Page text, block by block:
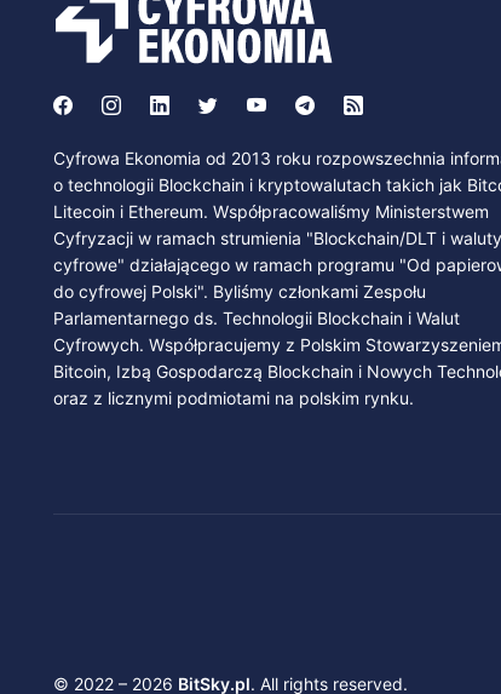
Cyfrowa Ekonomia od 2013 roku rozpowszechnia
o technologii Blockchain i kryptowalutach takich jak
Litecoin i Ethereum. Współpracowaliśmy Ministerstwem
Cyfryzacji w ramach strumienia "Blockchain/DLT i waluty
cyfrowe" działającego w ramach programu "Od
do cyfrowej Polski". Byliśmy członkami Zespołu
Parlamentarnego ds. Technologii Blockchain i Walut
Cyfrowych. Współpracujemy z Polskim
Bitcoin, Izbą Gospodarczą Blockchain i Nowych
oraz z licznymi podmiotami na polskim rynku.
© 2022 – 2026 BitSky.pl. All rights reserved.